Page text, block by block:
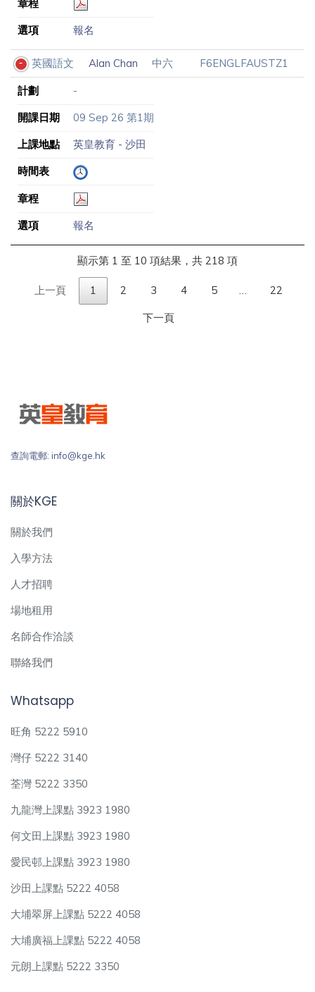
章程
選項 報名
英國語文 Alan Chan 中六 F6ENGLFAUSTZ1
計劃
-
開課日期
09 Sep 26 第1期
上課地點
英皇教育 - 沙田
時間表
章程
選項 報名
顯示第 1 至 10 項結果，共 218 項
上一頁 1 2 3 4 5 … 22
下一頁
查詢電郵: info@kge.hk
關於KGE
關於我們
入學方法
人才招聘
場地租用
名師合作洽談
聯絡我們
Whatsapp
旺角 5222 5910
灣仔 5222 3140
荃灣 5222 3350
九龍灣上課點 3923 1980
何文田上課點 3923 1980
愛民邨上課點 3923 1980
沙田上課點 5222 4058
大埔翠屏上課點 5222 4058
大埔廣福上課點 5222 4058
元朗上課點 5222 3350